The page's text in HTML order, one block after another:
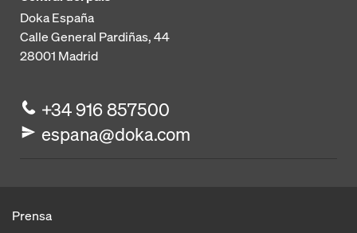
Doka España
Calle General Pardiñas, 44
28001 Madrid
+34 916 857500
espana@doka.com
Prensa